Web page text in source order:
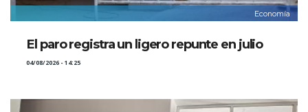
Economía
El paro registra un ligero repunte en julio
04/08/2026 - 14:25